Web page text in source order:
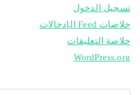
تسجيل الدخول
خلاصات Feed الإدخالات
خلاصة التعليقات
WordPress.org